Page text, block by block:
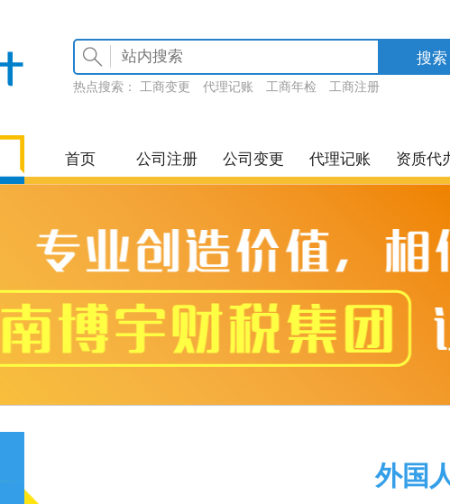
搜索
热点搜索： 工商变更 代理记账 工商年检 工商注册
首页 公司注册 公司变更 代理记账 资质代
外国